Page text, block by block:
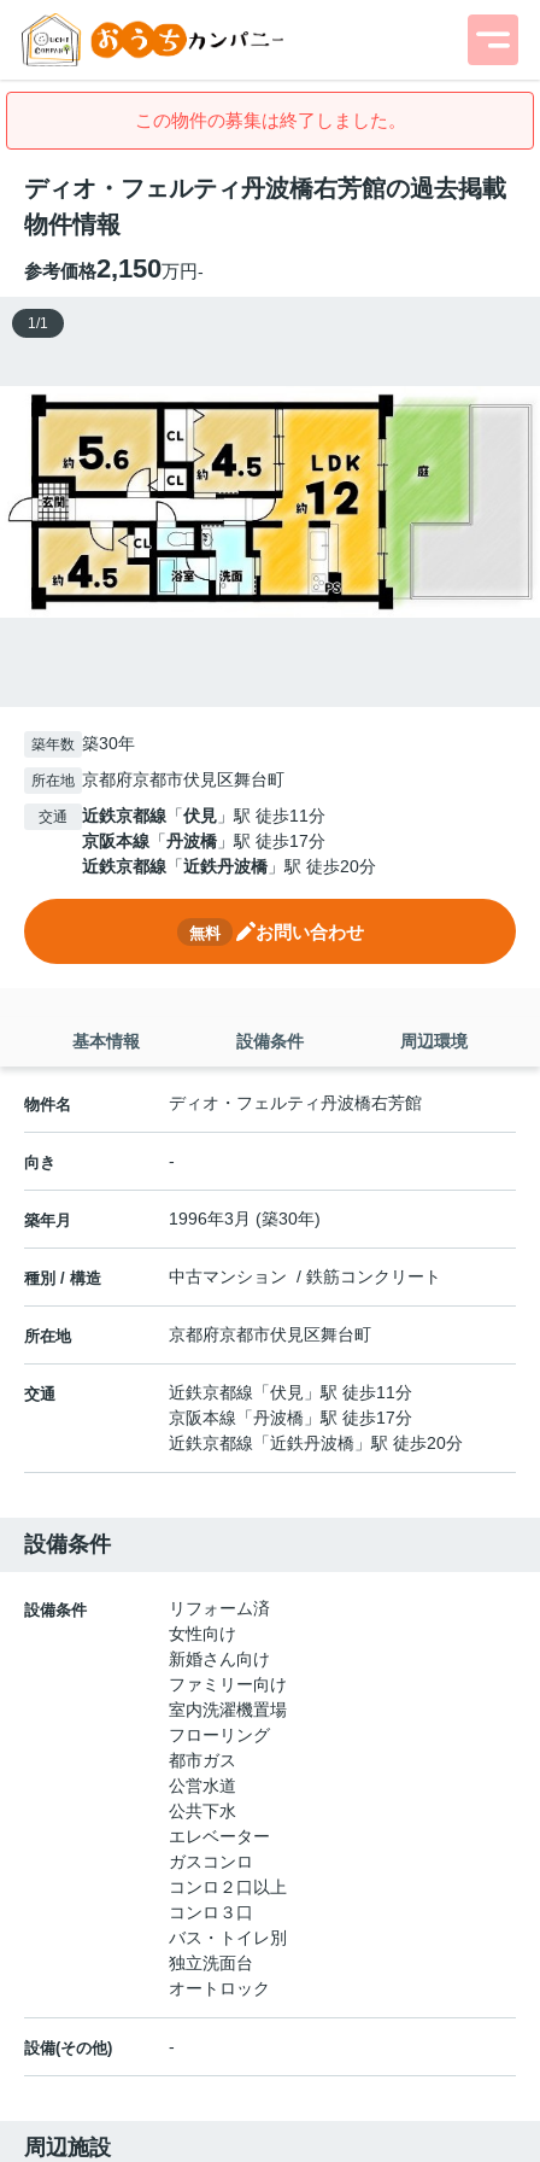
この物件の募集は終了しました。
ディオ・フェルティ丹波橋右芳館の過去掲載
物件情報
参考価格2,150万円-
1 /1
築年数 築30年
所在地 京都府京都市伏見区舞台町
交通 近鉄京都線 「伏見 」駅 徒歩11分
京阪本線 「丹波橋 」駅 徒歩17分
近鉄京都線 「近鉄丹波橋 」駅 徒歩20分
無料 お問い合わせ
基本情報 設備条件 周辺環境
物件名 ディオ・フェルティ丹波橋右芳館
向き -
築年月 1996年3月 (築30年)
種別 / 構造 中古マンション / 鉄筋コンクリート
所在地 京都府京都市伏見区舞台町
交通 近鉄京都線 「伏見 」駅 徒歩11分
京阪本線 「丹波橋 」駅 徒歩17分
近鉄京都線 「近鉄丹波橋 」駅 徒歩20分
設備条件
設備条件
リフォーム済
女性向け
新婚さん向け
ファミリー向け
室内洗濯機置場
フローリング
都市ガス
公営水道
公共下水
エレベーター
ガスコンロ
コンロ２口以上
コンロ３口
バス・トイレ別
独立洗面台
オートロック
設備(その他) -
周辺施設